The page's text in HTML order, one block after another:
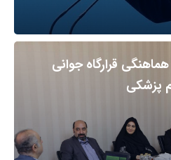
قرارگاه جوانی
پزشکی